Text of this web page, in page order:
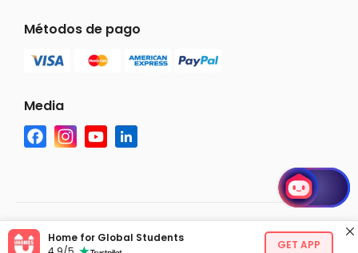
Métodos de pago
Media
© 2026 uhomes.com
Home for Global Students
GET APP
